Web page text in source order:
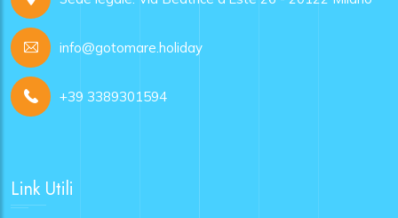
info@gotomare.holiday
+39 3389301594
Link Utili